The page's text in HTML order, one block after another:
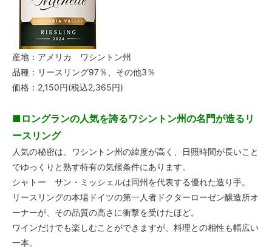
産地：アメリカ ワシントン州
品種：リースリング97％、その他3％
価格：2,150円(税込2,365円)
■ロングランの人気を誇るワシントン州の名門が造るリ
ースリング
人気の秘密は、ワシントン州の緯度が高く、日照時間が長いこと
でゆっくりと熟す特有の気候条件にあります。
シャトー サン・ミッシェルは同州を代表する優れた造り手。
リースリングの本場ドイツの第一人者ドクターローゼン醸造所オ
ーナーが、その品質の高さに衝撃を受けたほど。
ワインだけでも楽しむことができますが、料理との相性も幅広い
一本。